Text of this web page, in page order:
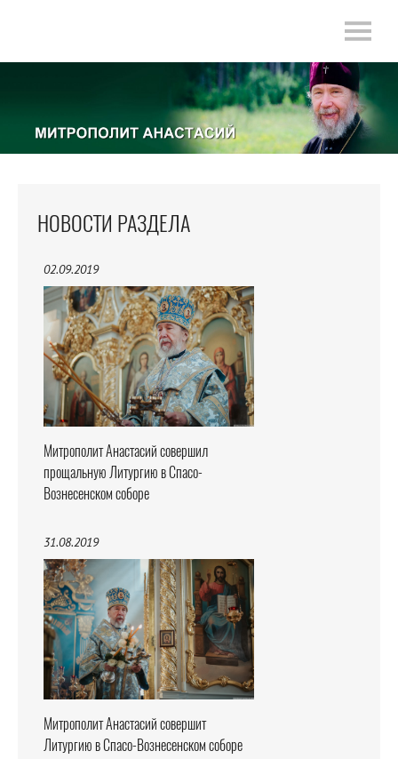
НОВОСТИ РАЗДЕЛА
02.09.2019
Митрополит Анастасий совершил
прощальную Литургию в Спасо-
Вознесенском соборе
31.08.2019
Митрополит Анастасий совершит
Литургию в Спасо-Вознесенском соборе